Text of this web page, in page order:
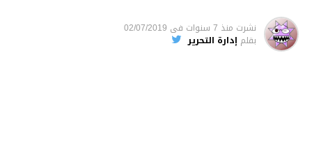
نشرت منذ 7 سنوات فى 02/07/2019
بقلم إدارة التحرير